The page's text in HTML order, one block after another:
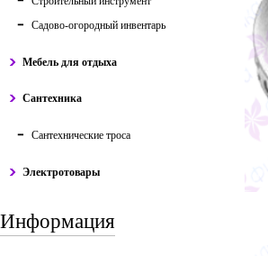
Садово-огородный инвентарь
Мебель для отдыха
Сантехника
Сантехнические троса
Электротовары
Информация